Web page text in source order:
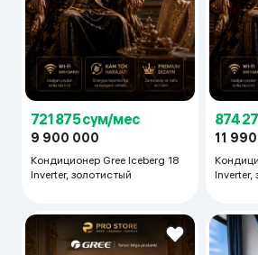
721 875 сум/мес
9 900 000
Кондиционер Gree Iceberg 18
Inverter, золотистый
874
11
Inverter,